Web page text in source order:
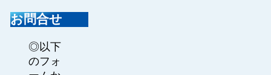
お問合せ
◎以下
のフォ